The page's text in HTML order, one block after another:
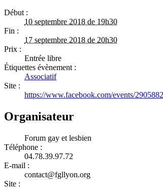
Début :
10 septembre 2018 de 19h30
Fin :
17 septembre 2018 de 20h30
Prix :
Entrée libre
Étiquettes évènement :
Associatif
Site :
https://www.facebook.com/events/
Organisateur
Forum gay et lesbien
Téléphone :
04.78.39.97.72
E-mail :
contact@fgllyon.org
Site :